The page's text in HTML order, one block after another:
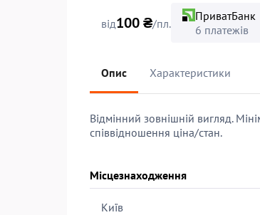
від100 ₴/пл.
ПриватБанк
6 платежів
Опис Характеристики
Відмінний зовнішній вигляд.
співвідношення ціна/стан.
Місцезнаходження
Київ